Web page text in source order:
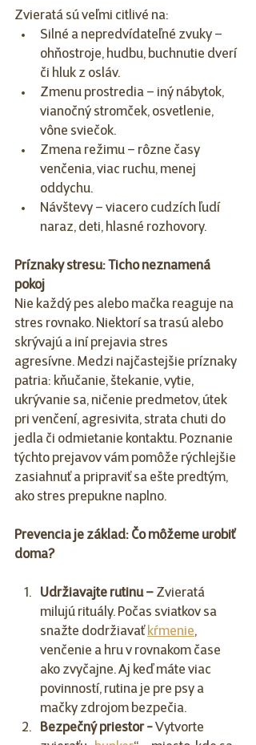
Zvieratá sú veľmi citlivé na:
Silné a nepredvídateľné zvuky –
ohňostroje, hudbu, buchnutie dverí
či hluk z osláv.
Zmenu prostredia – iný nábytok,
vianočný stromček, osvetlenie,
vône sviečok.
Zmena režimu – rôzne časy
venčenia, viac ruchu, menej
oddychu.
Návštevy – viacero cudzích ľudí
naraz, deti, hlasné rozhovory.
Príznaky stresu: Ticho neznamená
pokoj
Nie každý pes alebo mačka reaguje na
stres rovnako. Niektorí sa trasú alebo
skrývajú a iní prejavia stres
agresívne. Medzi najčastejšie príznaky
patria: kňučanie, štekanie, vytie,
ukrývanie sa, ničenie predmetov, útek
pri venčení, agresivita, strata chuti do
jedla či odmietanie kontaktu. Poznanie
týchto prejavov vám pomôže rýchlejšie
zasiahnuť a pripraviť sa ešte predtým,
ako stres prepukne naplno.
Prevencia je základ: Čo môžeme urobiť
doma?
Udržiavajte rutinu – Zvieratá
milujú rituály. Počas sviatkov sa
snažte dodržiavať kŕmenie,
venčenie a hru v rovnakom čase
ako zvyčajne. Aj keď máte viac
povinností, rutina je pre psy a
mačky zdrojom bezpečia.
Bezpečný priestor - Vytvorte